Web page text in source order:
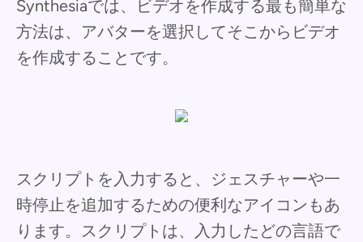
Synthesiaでは、ビデオを作成する最も簡単な
方法は、アバターを選択してそこからビデオ
を作成することです。
スクリプトを入力すると、ジェスチャーや一
時停止を追加するための便利なアイコンもあ
ります。スクリプトは、入力したどの言語で